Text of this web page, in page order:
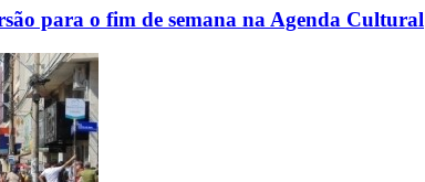
para o fim de semana na Agenda Cultural